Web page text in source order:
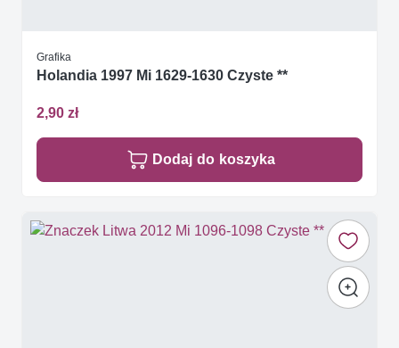
Grafika
Holandia 1997 Mi 1629-1630 Czyste **
2,90 zł
Dodaj do koszyka